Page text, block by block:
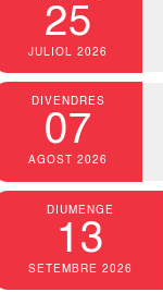
25
JULIOL 2026
DIVENDRES
07
AGOST 2026
DIUMENGE
13
SETEMBRE 2026